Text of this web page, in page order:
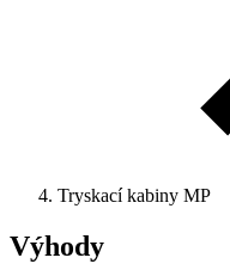
Tryskací kabiny MP
Výhody